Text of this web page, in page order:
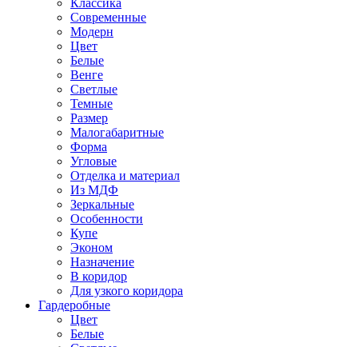
Классика
Современные
Модерн
Цвет
Белые
Венге
Светлые
Темные
Размер
Малогабаритные
Форма
Угловые
Отделка и материал
Из МДФ
Зеркальные
Особенности
Купе
Эконом
Назначение
В коридор
Для узкого коридора
Гардеробные
Цвет
Белые